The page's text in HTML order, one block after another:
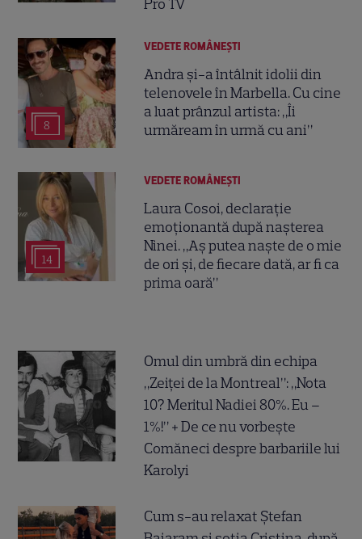
Pro TV
8
VEDETE ROMÂNEŞTI
Andra și-a întâlnit idolii din
telenovele în Marbella. Cu cine
a luat prânzul artista: „Îi
urmăream în urmă cu ani”
14
VEDETE ROMÂNEŞTI
Laura Cosoi, declarație
emoționantă după nașterea
Ninei. „Aș putea naște de o mie
de ori și, de fiecare dată, ar fi ca
prima oară”
Omul din umbră din echipa
„Zeiței de la Montreal”: „Nota
10? Meritul Nadiei 80%. Eu –
1%!” + De ce nu vorbește
Comăneci despre barbariile lui
Karolyi
Cum s-au relaxat Ștefan